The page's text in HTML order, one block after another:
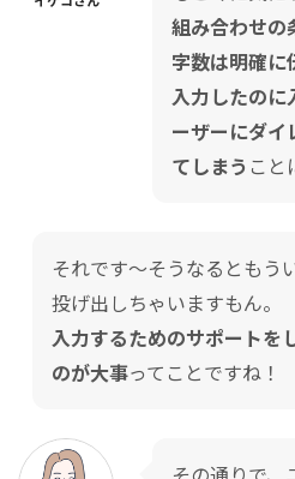
組み合わせの
字数は明確に
入力したのに
ーザーにダイ
てしまう こと
それです〜そうなるともう
投げ出しちゃいますもん。
入力するためのサポートを
のが大事ってことですね！